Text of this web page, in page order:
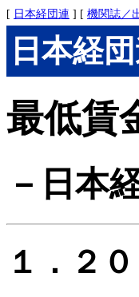
[ 日本経団連 ] [ 機関誌／
日本経
最低賃
－日本
１．２